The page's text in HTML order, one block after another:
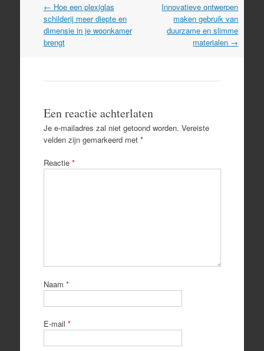
Post
navigation
← Hoe een plexiglas
schilderij meer diepte en
dimensie in je woonkamer
brengt
Innovatieve ontwerpen
maken gebruik van
duurzame en slimme
materialen →
Een reactie achterlaten
Je e-mailadres zal niet getoond worden. Vereiste
velden zijn gemarkeerd met *
Reactie *
Naam *
E-mail *